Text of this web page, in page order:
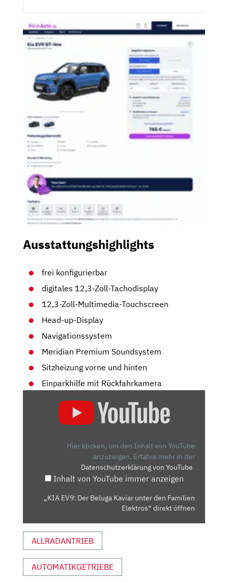
Ausstattungshighlights
frei konfigurierbar
digitales 12,3-Zoll-Tachodisplay
12,3-Zoll-Multimedia-Touchscreen
Head-up-Display
Navigationssystem
Meridian Premium Soundsystem
Sitzheizung vorne und hinten
Einparkhilfe mit Rückfahrkamera
FAMILIEN
ELEKTROS“
ANZEIGEN
Hier klicken, um den Inhalt von YouTube
anzuzeigen. Erfahre mehr in der
Datenschutzerklärung von YouTube.
Inhalt von YouTube immer anzeigen
„KIA EV9: Der Beluga Kaviar unter den Familien
Elektros“ direkt öffnen
ALLRADANTRIEB
AUTOMATIKGETRIEBE